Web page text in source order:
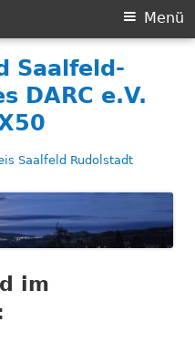
Saalfeld-
DARC e.V.
Saalfeld Rudolstadt
Menü
im